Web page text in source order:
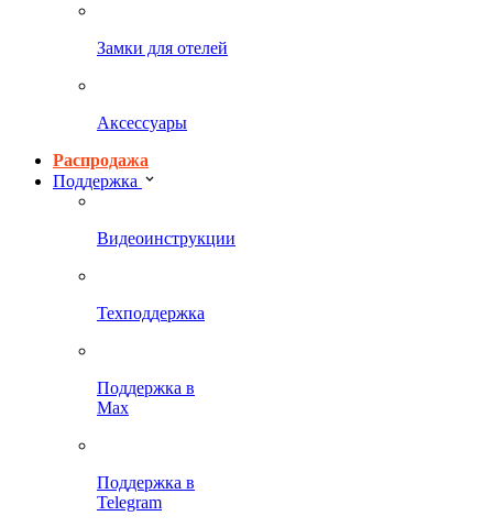
Замки для отелей
Аксессуары
Распродажа
Поддержка
Видеоинструкции
Техподдержка
Поддержка в
Max
Поддержка в
Telegram